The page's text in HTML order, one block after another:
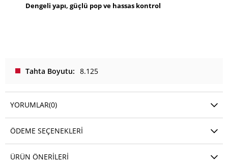
Dengeli yapı, güçlü pop ve hassas kontrol
Tahta Boyutu 8.125
YORUMLAR(0)
ÖDEME SEÇENEKLERI
ÜRÜN ÖNERILERI